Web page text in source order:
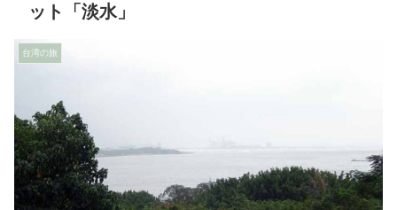
ット「淡水」
台湾の旅